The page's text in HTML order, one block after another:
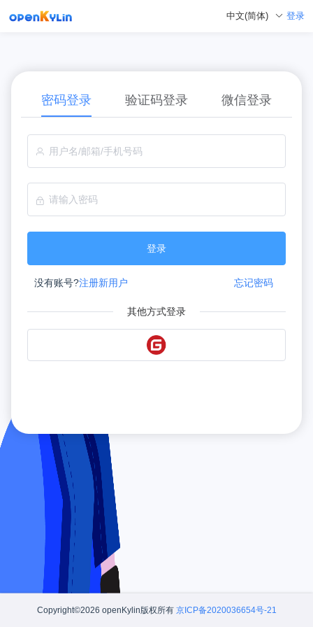
中文(简体) 登录
密码登录 验证码登录 微信登录
登录
没有账号?注册新用户 忘记密码
其他方式登录
Copyright©2026 openKylin版权所有 京ICP备2020036654号-21